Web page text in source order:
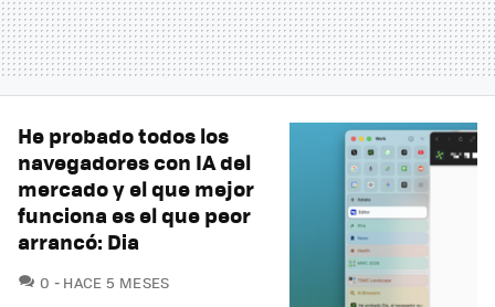
He probado todos los
navegadores con IA del
mercado y el que mejor
funciona es el que peor
arrancó: Dia
0 COMENTARIOS
HACE 5 MESES